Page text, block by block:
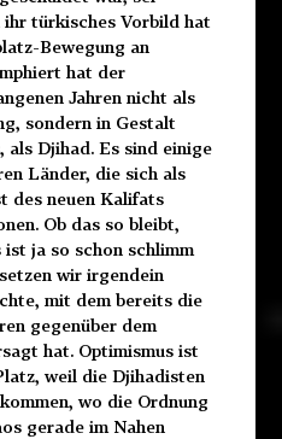
türkisches Vorbild hat
Bewegung an
hat der
Jahren nicht als
sondern in Gestalt
Djihad. Es sind einige
Länder, die sich als
des neuen Kalifats
Ob das so bleibt,
ja so schon schlimm
wir irgendein
mit dem bereits die
gegenüber dem
hat. Optimismus ist
weil die Djihadisten
wo die Ordnung
gerade im Nahen